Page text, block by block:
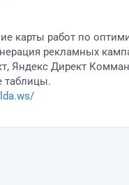
карты работ по
рекламных
Яндекс Директ
таблицы.